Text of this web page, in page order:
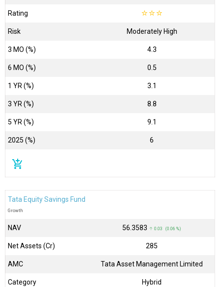
Rating ☆☆☆
Risk Moderately High
3 MO (%) 4.3
6 MO (%) 0.5
1 YR (%) 3.1
3 YR (%) 8.8
5 YR (%) 9.1
2025 (%) 6
add_shopping_cart
Tata Equity Savings Fund
Growth
NAV ₹56.3583 ↑ 0.03 (0.06 %)
Net Assets (Cr) ₹285
AMC Tata Asset Management Limited
Category Hybrid